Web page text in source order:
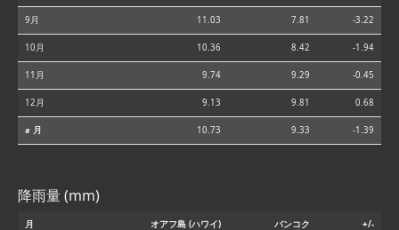
9月 11.03 7.81 -3.22
10月 10.36 8.42 -1.94
11月 9.74 9.29 -0.45
12月 9.13 9.81 0.68
⌀ 月 10.73 9.33 -1.39
降雨量 (mm)
月 オアフ島 (ハワイ) バンコク +/-